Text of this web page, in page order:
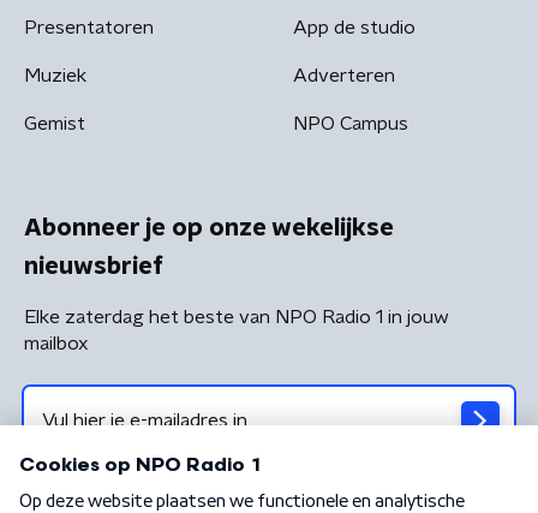
Presentatoren
Muziek
Gemist
App de studio
Adverteren
NPO Campus
Abonneer je op onze wekelijkse
nieuwsbrief
Elke zaterdag het beste van NPO Radio 1 in jouw
mailbox